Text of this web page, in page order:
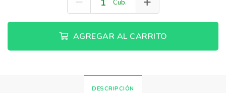
Cub.
AGREGAR AL CARRITO
DESCRIPCIÓN